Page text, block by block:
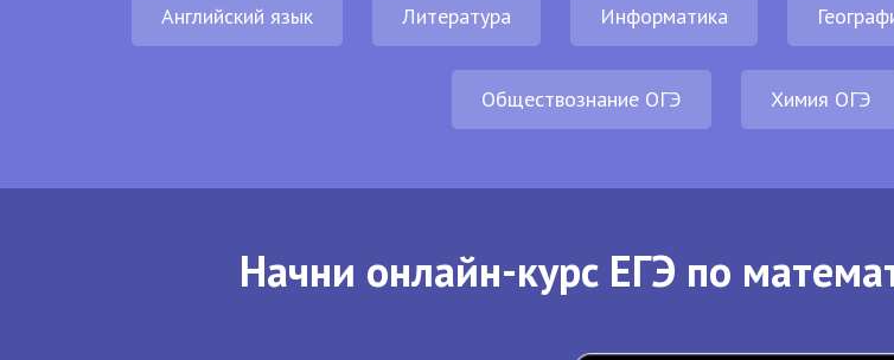
Английский язык Литература Информатика
Обществознание ОГЭ Химия ОГЭ
Начни онлайн-курс ЕГЭ по